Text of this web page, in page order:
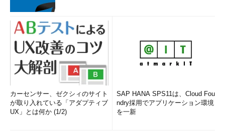
カーセンサー、ゼクシィのサイト
が取り入れている「アダプティブ
UX」とは何か (1/2)
SAP HANA SPS11は、Cloud Fou
ndry採用でアプリケーション環境
を一新